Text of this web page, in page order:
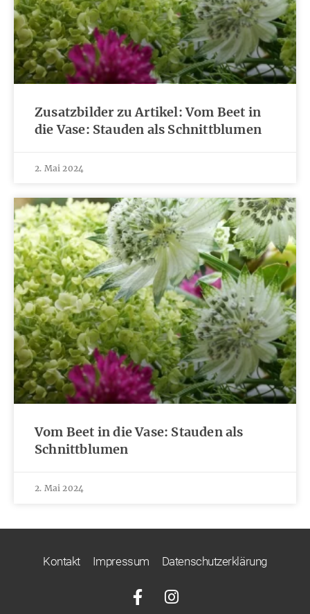
Zusatzbilder zu Artikel: Vom Beet in
die Vase: Stauden als Schnittblumen
2. Mai 2024
Vom Beet in die Vase: Stauden als
Schnittblumen
2. Mai 2024
Kontakt Impressum Datenschutzerklärung